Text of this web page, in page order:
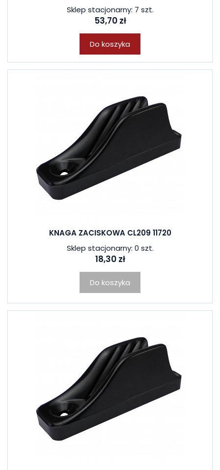
Sklep stacjonarny: 7 szt.
53,70 zł
Do koszyka
KNAGA ZACISKOWA CL209 11720
Sklep stacjonarny: 0 szt.
18,30 zł
Do koszyka